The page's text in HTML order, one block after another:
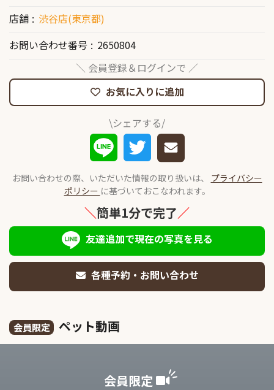
店舗
渋谷店(東京都)
お問い合わせ番号
2650804
＼ 会員登録＆ログインで ／
お気に入りに追加
\シェアする/
お問い合わせの際、いただいた情報の取り扱いは、 プライバシー
ポリシー に基づいておこなわれます。
＼簡単1分で完了／
友達追加で現在の写真を見る
各種予約・お問い合わせ
会員限定 ペット動画
会員限定